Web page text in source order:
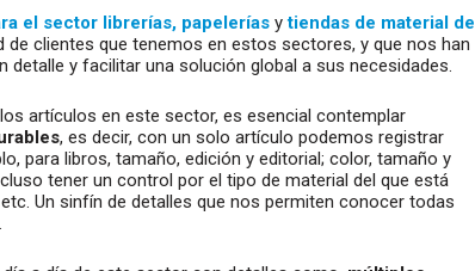
el sector librerías, papelerías y tiendas de material de
de clientes que tenemos en estos sectores, y que nos han
y facilitar una solución global a sus necesidades.
artículos en este sector, es esencial contemplar
, es decir, con un solo artículo podemos registrar
para libros, tamaño, edición y editorial; color, tamaño y
tener un control por el tipo de material del que está
Un sinfín de detalles que nos permiten conocer todas